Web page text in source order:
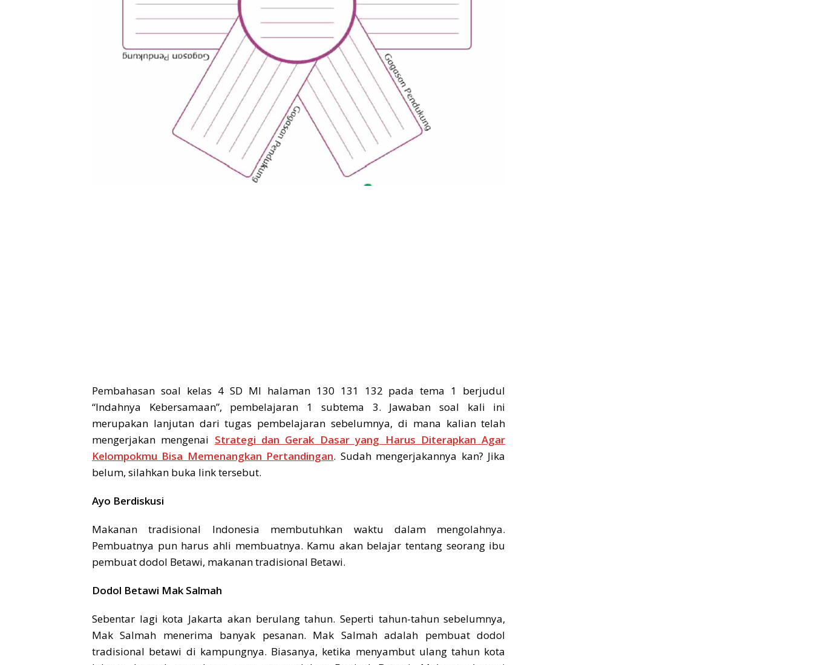
Pembahasan soal kelas 4 SD MI halaman 130 131 132 pada tema 1 berjudul
“Indahnya Kebersamaan”, pembelajaran 1 subtema 3. Jawaban soal kali ini
merupakan lanjutan dari tugas pembelajaran sebelumnya, di mana kalian telah
mengerjakan mengenai Strategi dan Gerak Dasar yang Harus Diterapkan Agar
Kelompokmu Bisa Memenangkan Pertandingan. Sudah mengerjakannya kan? Jika
belum, silahkan buka link tersebut.
Ayo Berdiskusi
Makanan tradisional Indonesia membutuhkan waktu dalam mengolahnya.
Pembuatnya pun harus ahli membuatnya. Kamu akan belajar tentang seorang ibu
pembuat dodol Betawi, makanan tradisional Betawi.
Dodol Betawi Mak Salmah
Sebentar lagi kota Jakarta akan berulang tahun. Seperti tahun-tahun sebelumnya,
Mak Salmah menerima banyak pesanan. Mak Salmah adalah pembuat dodol
tradisional betawi di kampungnya. Biasanya, ketika menyambut ulang tahun kota